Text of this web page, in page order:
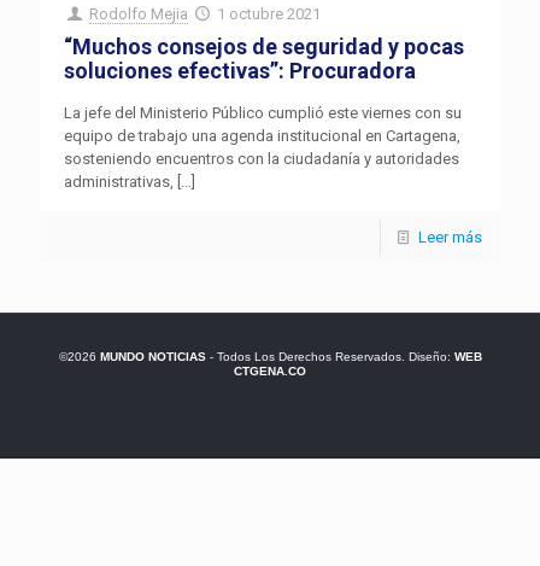
Rodolfo Mejia 1 octubre 2021
“Muchos consejos de seguridad y pocas
soluciones efectivas”: Procuradora
La jefe del Ministerio Público cumplió este viernes con su
equipo de trabajo una agenda institucional en Cartagena,
sosteniendo encuentros con la ciudadanía y autoridades
administrativas, […]
Leer más
©2026 MUNDO NOTICIAS- Todos Los Derechos Reservados. Diseño: WEB
CTGENA.CO